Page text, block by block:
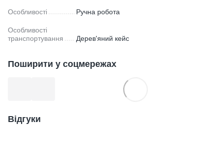
Особливості Ручна робота
Особливості
транспортування
Дерев'яний кейс
Поширити у соцмережах
Відгуки